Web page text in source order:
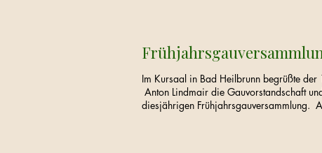
Im Kursaal in Bad Heilbrunn begrüßte der
Anton Lindmair die Gauvorstandschaft
diesjährigen Frühjahrsgauversammlung.